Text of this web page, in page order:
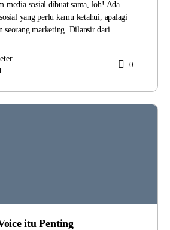
media sosial dibuat sama, loh! Ada
yang perlu kamu ketahui, apalagi
seorang marketing. Dilansir dari…
0
itu Penting